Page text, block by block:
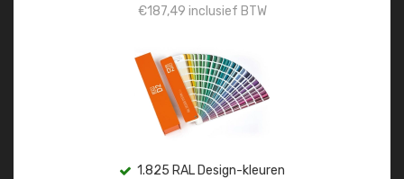
€187,49 inclusief BTW
1.825 RAL Design-kleuren